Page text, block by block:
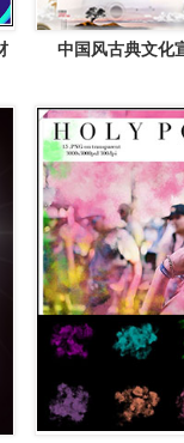
中国风古典文化